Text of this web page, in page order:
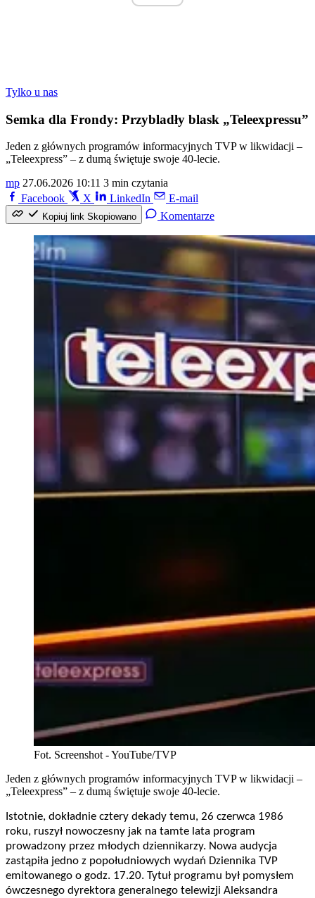
Tylko u nas
Semka dla Frondy: Przybladły blask „Teleexpressu”
Jeden z głównych programów informacyjnych TVP w likwidacji –
„Teleexpress” – z dumą świętuje swoje 40-lecie.
mp 27.06.2026 10:11 3 min czytania
Facebook
X LinkedIn E-mail
Kopiuj link Skopiowano Komentarze
Fot. Screenshot - YouTube/TVP
Jeden z głównych programów informacyjnych TVP w likwidacji –
„Teleexpress” – z dumą świętuje swoje 40-lecie.
Istotnie, dokładnie cztery dekady temu, 26 czerwca 1986
roku, ruszył nowoczesny jak na tamte lata program
prowadzony przez młodych dziennikarzy. Nowa audycja
zastąpiła jedno z popołudniowych wydań Dziennika TVP
emitowanego o godz. 17.20. Tytuł programu był pomysłem
ówczesnego dyrektora generalnego telewizji Aleksandra